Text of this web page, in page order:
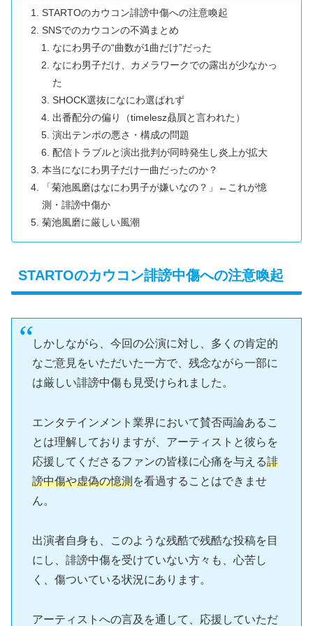
STARTOのカウコン誹謗中傷への注意喚起
SNSでのカウコンの不満まとめ
なにわ男子の“曲数が1曲だけ”だった
なにわ男子だけ、カメラワークでの露出が少なかっ
た
SHOCK選抜になにわ選ばれず
出番配分の偏り（timelesz贔屓と言われた）
演出テンポの悪さ・構成の問題
配信トラブルと演出批判が同時発生し炎上が拡大
本当になにわ男子だけ一曲だったのか？
「菊池風磨はなにわ男子が嫌いなの？」←これが憶
測・誹謗中傷か
菊池風磨に厳しい風潮
STARTOのカウコン誹謗中傷への注意喚起
しかしながら、今回の公演に対し、多くの肯定的
なご意見をいただいた一方で、残念ながら一部に
は厳しい誹謗中傷も見受けられました。
エンタテインメント業界において賛否両論あるこ
とは理解しておりますが、アーティストと彼らを
応援してくださるファンの皆様に心痛を与える誹
謗中傷や虚偽の憶測を看過することはできませ
ん。
出演者自身も、このような残酷で残酷な投稿を目
にし、誹謗中傷を受けていない方々も、心苦し
く、傷ついている状況にあります。
アーティストへの言及を通して、応援していただ